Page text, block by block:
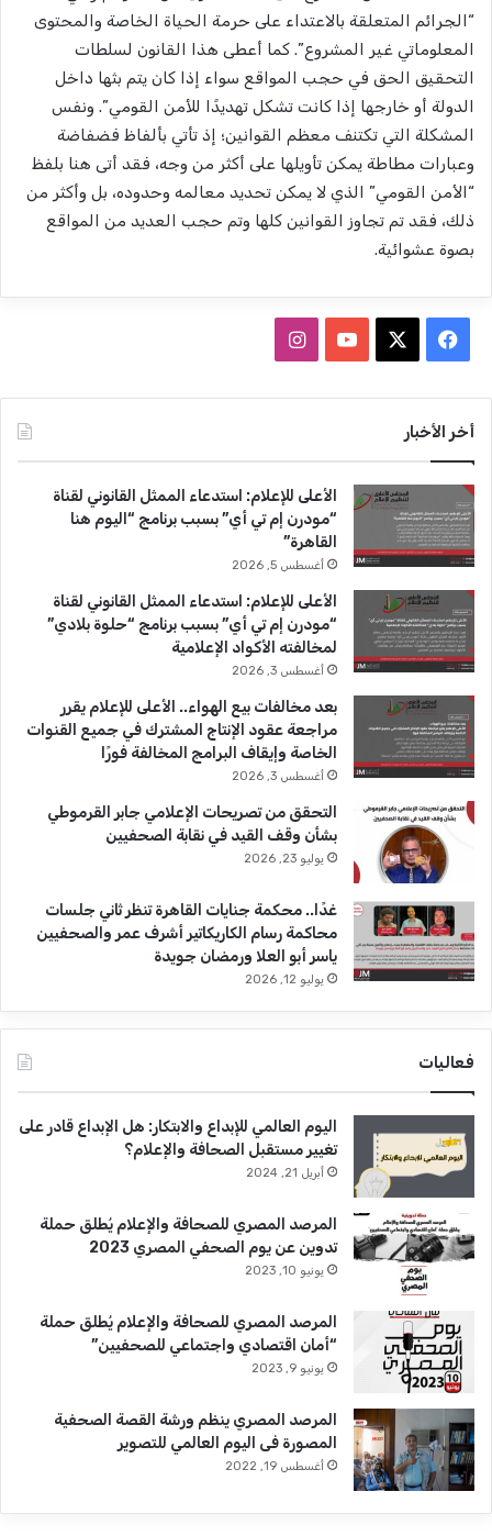
“الجرائم المتعلقة بالاعتداء على حرمة الحياة الخاصة والمحتوى
المعلوماتي غير المشروع”. كما أعطى هذا القانون لسلطات
التحقيق الحق في حجب المواقع سواء إذا كان يتم بثها داخل
الدولة أو خارجها إذا كانت تشكل تهديدًا للأمن القومي”. ونفس
المشكلة التي تكتنف معظم القوانين؛ إذ تأتي بألفاظ فضفاضة
وعبارات مطاطة يمكن تأويلها على أكثر من وجه، فقد أتى هنا بلفظ
“الأمن القومي” الذي لا يمكن تحديد معالمه وحدوده، بل وأكثر من
ذلك، فقد تم تجاوز القوانين كلها وتم حجب العديد من المواقع
بصوة عشوائية.
س
و
ك
T
u
b
e
ق
ا
م
أخر الأخبار
الأعلى للإعلام: استدعاء الممثل القانوني لقناة
“مودرن إم تي أي” بسبب برنامج “اليوم هنا
القاهرة”
أغسطس 5, 2026
الأعلى للإعلام: استدعاء الممثل القانوني لقناة
“مودرن إم تي أي” بسبب برنامج “حلوة بلادي”
لمخالفته الأكواد الإعلامية
أغسطس 3, 2026
بعد مخالفات بيع الهواء.. الأعلى للإعلام يقرر
مراجعة عقود الإنتاج المشترك في جميع القنوات
الخاصة وإيقاف البرامج المخالفة فورًا
أغسطس 3, 2026
التحقق من تصريحات الإعلامي جابر القرموطي
بشأن وقف القيد في نقابة الصحفيين
يوليو 23, 2026
غدًا.. محكمة جنايات القاهرة تنظر ثاني جلسات
محاكمة رسام الكاريكاتير أشرف عمر والصحفيين
ياسر أبو العلا ورمضان جويدة
يوليو 12, 2026
فعاليات
اليوم العالمي للإبداع والابتكار: هل الإبداع قادر على
تغيير مستقبل الصحافة والإعلام؟
أبريل 21, 2024
المرصد المصري للصحافة والإعلام يُطلق حملة
تدوين عن يوم الصحفي المصري 2023
يونيو 10, 2023
المرصد المصري للصحافة والإعلام يُطلق حملة
“أمان اقتصادي واجتماعي للصحفيين”
يونيو 9, 2023
المرصد المصري ينظم ورشة القصة الصحفية
المصورة فى اليوم العالمي للتصوير
أغسطس 19, 2022